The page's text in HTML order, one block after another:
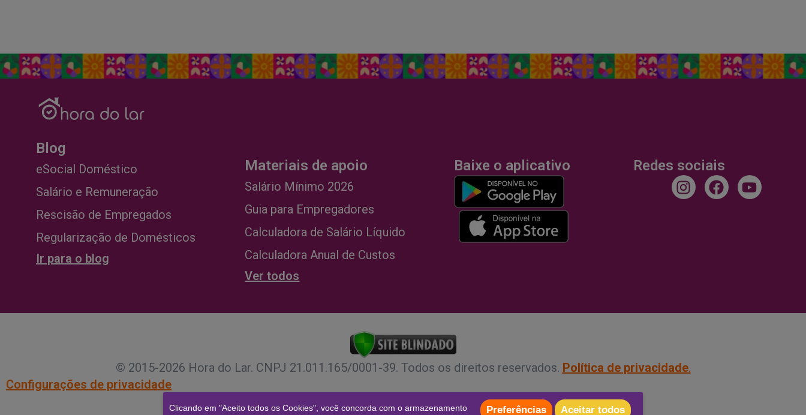
Clicando em "Aceito todos os Cookies", você concorda com o armazenamento Preferências Aceitar todos
Blog
eSocial Doméstico
Salário e Remuneração
Rescisão de Empregados
Regularização de Domésticos
Ir para o blog
Materiais de apoio
Salário Mínimo 2026
Guia para Empregadores
Calculadora de Salário Líquido
Calculadora Anual de Custos
Ver todos
Baixe o aplicativo Redes sociais
Instagram
Facebook
© 2015-2026 Hora do Lar. CNPJ 21.011.165/0001-39. Todos os direitos reservados. Política de privacidade.
Configurações de privacidade